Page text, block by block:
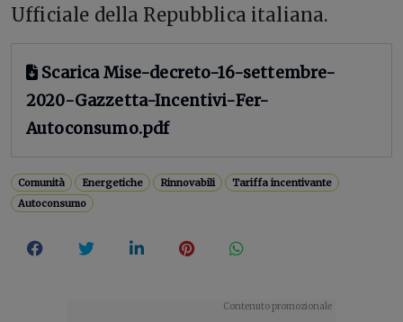
Ufficiale della Repubblica italiana.
Scarica Mise-decreto-16-settembre-
2020-Gazzetta-Incentivi-Fer-
Autoconsumo.pdf
Comunità Energetiche Rinnovabili
Tariffa incentivante
Autoconsumo